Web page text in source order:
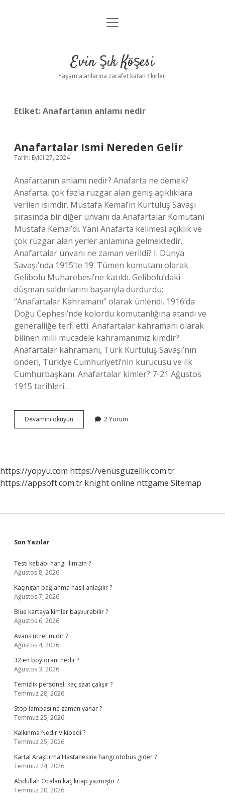
Anasayfa
Yasal Uyarı
menüyü
Evin Şık Köşesi
Yaşam alanlarına zarafet katan fikirler!
Etiket:Anafartanın anlamı nedir
Anafartalar Ismi Nereden Gelir
Tarih: Eylül 27, 2024
Anafartanın anlamı nedir? Anafarta ne demek?
Anafarta, çok fazla rüzgar alan geniş açıklıklara
verilen isimdir. Mustafa Kemal’in Kurtuluş Savaşı
sırasında bir diğer ünvanı da Anafartalar Komutanı
Mustafa Kemal’di. Yani Anafarta kelimesi açıklık ve
çok rüzgar alan yerler anlamına gelmektedir.
Anafartalar ünvanı ne zaman verildi? I. Dünya
Savaşı’nda 1915’te 19. Tümen komutanı olarak
Gelibolu Muharebesi’ne katıldı. Gelibolu’daki
düşman saldırılarını başarıyla durdurdu;
“Anafartalar Kahramanı” olarak ünlendi. 1916’da
Doğu Cephesi’nde kolordu komutanlığına atandı ve
generalliğe terfi etti. Anafartalar kahramanı olarak
bilinen milli mücadele kahramanımız kimdir?
Anafartalar kahramanı, Türk Kurtuluş Savaşı’nın
önderi, Türkiye Cumhuriyeti’nin kurucusu ve ilk
Cumhurbaşkanı. Anafartalar kimler? 7-21 Ağustos
1915 tarihleri…
Devamını okuyun Anafartalar
Ismi
2 Yorum
https://yopyu.com https://venusguzellik.com.tr
https://appsoft.com.tr knight online nttgame Sitemap
Sidebar
Son Yazılar
Testi kebabı hangi ilimizin ?
Ağustos 8, 2026
Kaçıngan bağlanma nasıl anlaşılır ?
Ağustos 7, 2026
Blue kartaya kimler başvurabilir ?
Ağustos 6, 2026
Avans ücret midir ?
Ağustos 4, 2026
32 en boy oranı nedir ?
Ağustos 3, 2026
Temizlik personeli kaç saat çalışır ?
Temmuz 28, 2026
Stop lambası ne zaman yanar ?
Temmuz 25, 2026
Kalkınma Nedir Vikipedi ?
Temmuz 25, 2026
Kartal Araştırma Hastanesine hangi otobüs gider ?
Temmuz 24, 2026
Abdullah Öcalan kaç kitap yazmıştır ?
Temmuz 20, 2026